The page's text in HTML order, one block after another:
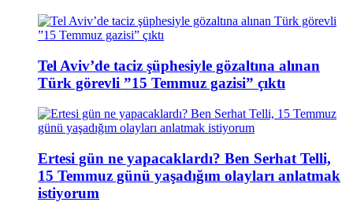
Tel Aviv’de taciz şüphesiyle gözaltına alınan
Türk görevli ”15 Temmuz gazisi” çıktı
Ertesi gün ne yapacaklardı? Ben Serhat Telli,
15 Temmuz günü yaşadığım olayları anlatmak
istiyorum